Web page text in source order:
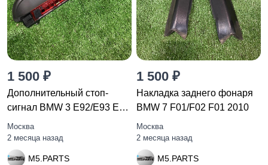
1 500 ₽
Дополнительный стоп-
сигнал BMW 3 E92/E93 E92
2007
Москва
2 месяца назад
M5.PARTS
1 500 ₽
Накладка заднего фонаря
BMW 7 F01/F02 F01 2010
Москва
2 месяца назад
M5.PARTS